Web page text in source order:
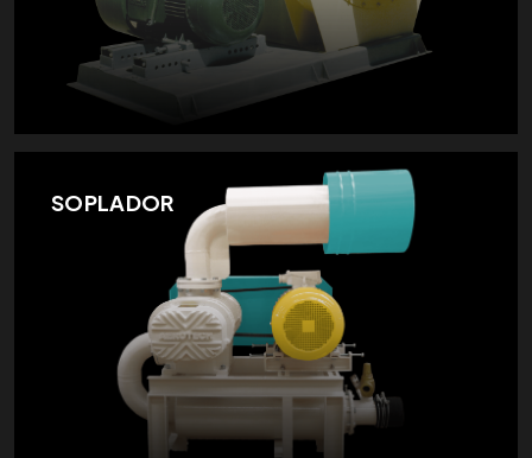
SOPLADOR